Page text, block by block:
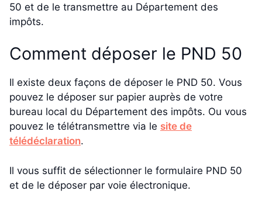
50 et de le transmettre au Département des
impôts.
Comment déposer le PND 50
Il existe deux façons de déposer le PND 50. Vous
pouvez le déposer sur papier auprès de votre
bureau local du Département des impôts. Ou vous
pouvez le télétransmettre via le site de
télédéclaration.
Il vous suffit de sélectionner le formulaire PND 50
et de le déposer par voie électronique.